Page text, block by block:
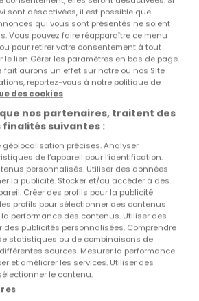
à vendre àEschdorf
sont désactivées, il est possible que
qui vous sont présentés ne soient
Vous pouvez faire réapparaître ce menu
pour retirer votre consentement à tout
lien Gérer les paramètres en bas de page.
fait aurons un effet sur notre ou nos Site
reportez-vous à notre politique de
des cookies
que nos partenaires, traitent des
finalités suivantes :
précises. Analyser
de l’appareil pour l’identification.
personnalisés. Utiliser des données
la publicité. Stocker et/ou accéder à des
Créer des profils pour la publicité
profils pour sélectionner des contenus
performance des contenus. Utiliser des
des publicités personnalisées. Comprendre
statistiques ou de combinaisons de
sources. Mesurer la performance
et améliorer les services. Utiliser des
le contenu.